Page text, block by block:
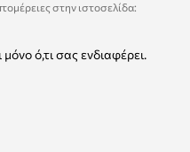
στην ιστοσελίδα:
ό,τι σας ενδιαφέρει.